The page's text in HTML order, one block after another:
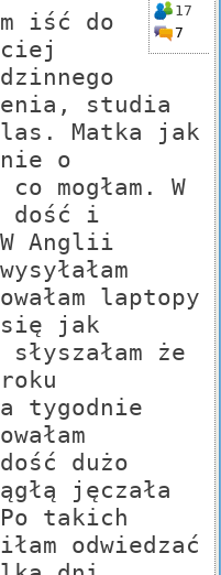
17
7
iść do
studia
las. Matka jak
o
mogłam. W
dość i
W Anglii
laptopy
się jak
że
tygodnie
dużo
jęczała
takich
odwiedzać